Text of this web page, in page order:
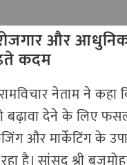
और
कदम
रामविचार नेताम ने कहा
बढ़ावा देने के लिए
और मार्केटिंग के